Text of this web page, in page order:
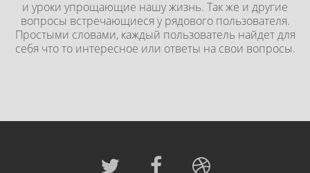
и уроки упрощающие нашу жизнь. Так же и другие
вопросы встречающиеся у рядового пользователя.
Простыми словами, каждый пользователь найдет для
себя что то интересное или ответы на свои вопросы.